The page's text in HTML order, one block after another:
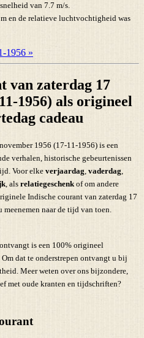
van 7.7 m/s.
en de relatieve luchtvochtigheid was
1956 »
van zaterdag 17
1956) als origineel
cadeau
1956 (17-11-1956) is een
verhalen, historische gebeurtenissen
Voor elke verjaardag, vaderdag,
, als relatiegeschenk of om andere
Indische courant van zaterdag 17
naar de tijd van toen.
is een 100% origineel
dat te onderstrepen ontvangt u bij
Meer weten over ons bijzondere,
met oude kranten en tijdschriften?